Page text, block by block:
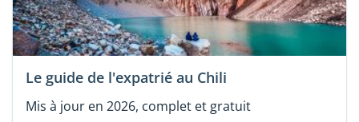
Le guide de l'expatrié au Chili
Mis à jour en 2026, complet et gratuit